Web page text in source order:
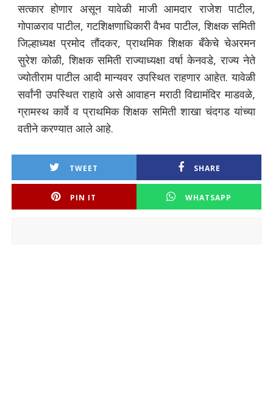
सत्कार होणार असून यावेळी माजी आमदार राजेश पाटील,
गोपाळराव पाटील, गटशिक्षणाधिकारी वैभव पाटील, शिक्षक समिती
जिल्हाध्यक्ष प्रमोद तौंदकर, प्राथमिक शिक्षक बँकेचे चेअरमन
सुरेश कोळी, शिक्षक समिती राज्याध्यक्षा वर्षा केनवडे, राज्य नेते
ज्योतीराम पाटील आदी मान्यवर उपस्थित राहणार आहेत. यावेळी
सर्वांनी उपस्थित राहावे असे आवाहन मराठी विद्यामंदिर माडवळे,
ग्रामस्थ कार्वे व प्राथमिक शिक्षक समिती शाखा चंदगड यांच्या
वतीने करण्यात आले आहे.
TWEET SHARE
PIN IT WHATSAPP